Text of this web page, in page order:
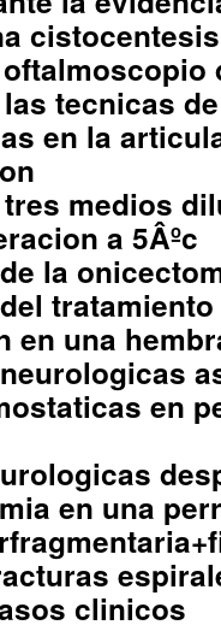
tecnicas
en la
medios
a 5Âºc
la
en una
en
en una
clinicos